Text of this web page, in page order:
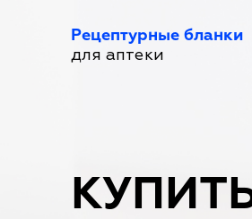
Рецептурные бланки
для аптеки